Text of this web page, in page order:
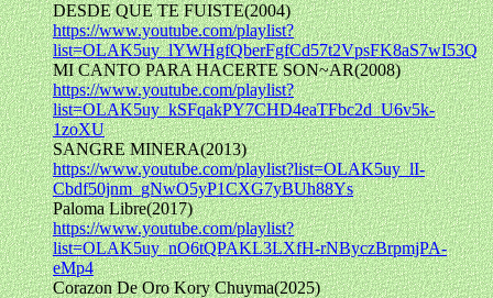
DESDE QUE TE FUISTE(2004)
https://www.youtube.com/playlist?
list=OLAK5uy_lYWHgfQberFgfCd57t2VpsFK8aS7wI53Q
MI CANTO PARA HACERTE SON~AR(2008)
https://www.youtube.com/playlist?
list=OLAK5uy_kSFqakPY7CHD4eaTFbc2d_U6v5k-
1zoXU
SANGRE MINERA(2013)
https://www.youtube.com/playlist?list=OLAK5uy_lI-
Cbdf50jnm_gNwO5yP1CXG7yBUh88Ys
Paloma Libre(2017)
https://www.youtube.com/playlist?
list=OLAK5uy_nO6tQPAKL3LXfH-rNByczBrpmjPA-
eMp4
Corazon De Oro Kory Chuyma(2025)